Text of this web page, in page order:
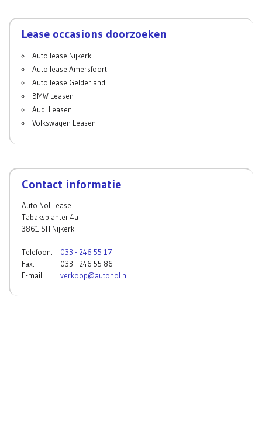
Lease occasions doorzoeken
Auto lease Nijkerk
Auto lease Amersfoort
Auto lease Gelderland
BMW Leasen
Audi Leasen
Volkswagen Leasen
Contact informatie
Auto Nol Lease
Tabaksplanter 4a
3861 SH Nijkerk
Telefoon: 033 - 246 55 17
Fax:
033 - 246 55 86
E-mail:
verkoop@autonol.nl